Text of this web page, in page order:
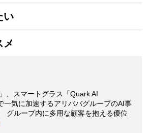
い
メ
、スマートグラス「Quark AI
一気に加速するアリババグループのAI事
グループ内に多用な顧客を抱える優位